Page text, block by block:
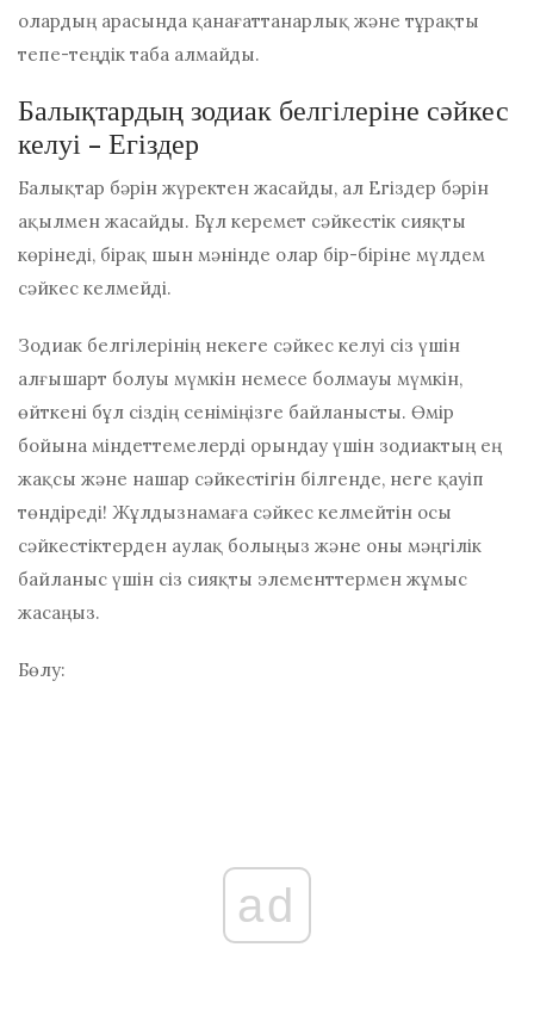
олардың арасында қанағаттанарлық және тұрақты
тепе-теңдік таба алмайды.
Балықтардың зодиак белгілеріне сәйкес
келуі - Егіздер
Балықтар бәрін жүректен жасайды, ал Егіздер бәрін
ақылмен жасайды. Бұл керемет сәйкестік сияқты
көрінеді, бірақ шын мәнінде олар бір-біріне мүлдем
сәйкес келмейді.
Зодиак белгілерінің некеге сәйкес келуі сіз үшін
алғышарт болуы мүмкін немесе болмауы мүмкін,
өйткені бұл сіздің сеніміңізге байланысты. Өмір
бойына міндеттемелерді орындау үшін зодиактың ең
жақсы және нашар сәйкестігін білгенде, неге қауіп
төндіреді! Жұлдызнамаға сәйкес келмейтін осы
сәйкестіктерден аулақ болыңыз және оны мәңгілік
байланыс үшін сіз сияқты элементтермен жұмыс
жасаңыз.
Бөлу:
ad